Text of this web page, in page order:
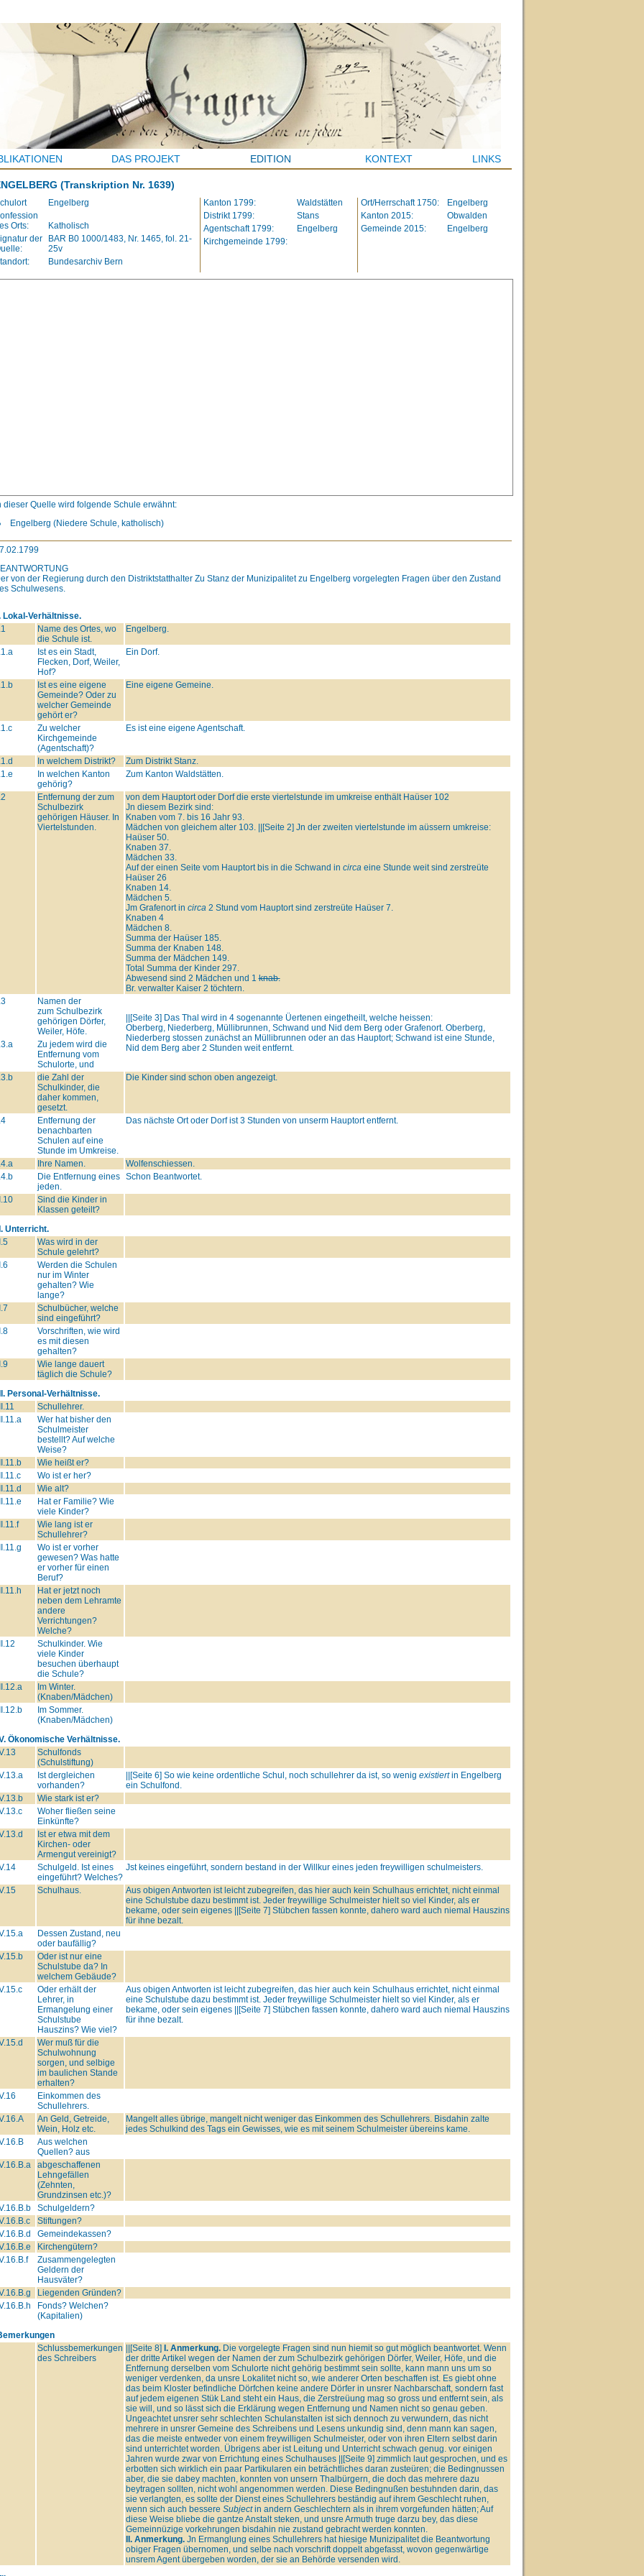
DAS PROJEKT EDITION KONTEXT LINKS
(Transkription Nr. 1639)
Engelberg
Orts:
Katholisch
der
BAR B0 1000/1483, Nr. 1465, fol. 21-
25v
Bundesarchiv Bern
Kanton 1799:
Waldstätten
Distrikt 1799:
Stans
Agentschaft 1799:
Engelberg
Kirchgemeinde 1799:
Ort/Herrschaft 1750:
Engelberg
Kanton 2015:
Obwalden
Gemeinde 2015:
Engelberg
dieser Quelle wird folgende Schule erwähnt:
Engelberg (Niedere Schule, katholisch)
von der Regierung durch den Distriktstatthalter Zu Stanz der Munizipalitet zu Engelberg vorgelegten Fragen über den Zustand
Schulwesens.
Lokal-Verhältnisse.
Name des Ortes, wo
die Schule ist.
Engelberg.
Ist es ein Stadt,
Flecken, Dorf, Weiler,
Hof?
Ein Dorf.
Ist es eine eigene
Gemeinde? Oder zu
welcher Gemeinde
gehört er?
Eine eigene Gemeine.
Zu welcher
Kirchgemeinde
(Agentschaft)?
Es ist eine eigene Agentschaft.
In welchem Distrikt?
Zum Distrikt Stanz.
In welchen Kanton
gehörig?
Zum Kanton Waldstätten.
Entfernung der zum
Schulbezirk
gehörigen Häuser. In
Viertelstunden.
von dem Hauptort oder Dorf die erste viertelstunde im umkreise enthält Haüser 102
Jn diesem Bezirk sind:
Knaben vom 7. bis 16 Jahr 93.
Mädchen von gleichem alter 103. ||[Seite 2] Jn der zweiten viertelstunde im aüssern umkreise:
Haüser 50.
Knaben 37.
Mädchen 33.
Auf der einen Seite vom Hauptort bis in die Schwand in circa eine Stunde weit sind zerstreüte
Haüser 26
Knaben 14.
Mädchen 5.
Jm Grafenort in circa 2 Stund vom Hauptort sind zerstreüte Haüser 7.
Knaben 4
Mädchen 8.
Summa der Haüser 185.
Summa der Knaben 148.
Summa der Mädchen 149.
Total Summa der Kinder 297.
Abwesend sind 2 Mädchen und 1knab.
Br. verwalter Kaiser 2 töchtern.
Namen der
zum Schulbezirk
gehörigen Dörfer,
Weiler, Höfe.
||[Seite 3] Das Thal wird in 4 sogenannte Üertenen eingetheilt, welche heissen:
Oberberg, Niederberg, Müllibrunnen, Schwand und Nid dem Berg oder Grafenort. Oberberg,
Niederberg stossen zunächst an Müllibrunnen oder an das Hauptort; Schwand ist eine Stunde,
Nid dem Berg aber 2 Stunden weit entfernt.
Zu jedem wird die
Entfernung vom
Schulorte, und
die Zahl der
Schulkinder, die
daher kommen,
gesetzt.
Die Kinder sind schon oben angezeigt.
Entfernung der
benachbarten
Schulen auf eine
Stunde im Umkreise.
Das nächste Ort oder Dorf ist 3 Stunden von unserm Hauptort entfernt.
Ihre Namen.
Wolfenschiessen.
Die Entfernung eines
jeden.
Schon Beantwortet.
Sind die Kinder in
Klassen geteilt?
Unterricht.
Was wird in der
Schule gelehrt?
Werden die Schulen
nur im Winter
gehalten? Wie
lange?
Schulbücher, welche
sind eingeführt?
Vorschriften, wie wird
es mit diesen
gehalten?
Wie lange dauert
täglich die Schule?
Personal-Verhältnisse.
Schullehrer.
Wer hat bisher den
Schulmeister
bestellt? Auf welche
Weise?
Wie heißt er?
Wo ist er her?
Wie alt?
Hat er Familie? Wie
viele Kinder?
Wie lang ist er
Schullehrer?
Wo ist er vorher
gewesen? Was hatte
er vorher für einen
Beruf?
Hat er jetzt noch
neben dem Lehramte
andere
Verrichtungen?
Welche?
Schulkinder. Wie
viele Kinder
besuchen überhaupt
die Schule?
Im Winter.
(Knaben/Mädchen)
Im Sommer.
(Knaben/Mädchen)
Ökonomische Verhältnisse.
Schulfonds
(Schulstiftung)
Ist dergleichen
vorhanden?
||[Seite 6] So wie keine ordentliche Schul, noch schullehrer da ist, so wenig existiertin Engelberg
ein Schulfond.
Wie stark ist er?
Woher fließen seine
Einkünfte?
Ist er etwa mit dem
Kirchen- oder
Armengut vereinigt?
Schulgeld. Ist eines
eingeführt? Welches?
Jst keines eingeführt, sondern bestand in der Willkur eines jeden freywilligen schulmeisters.
Schulhaus.
Aus obigen Antworten ist leicht zubegreifen, das hier auch kein Schulhaus errichtet, nicht einmal
eine Schulstube dazu bestimmt ist. Jeder freywillige Schulmeister hielt so viel Kinder, als er
bekame, oder sein eigenes ||[Seite 7] Stübchen fassen konnte, dahero ward auch niemal Hauszins
für ihne bezalt.
Dessen Zustand, neu
oder baufällig?
Oder ist nur eine
Schulstube da? In
welchem Gebäude?
Oder erhält der
Lehrer, in
Ermangelung einer
Schulstube
Hauszins? Wie viel?
Aus obigen Antworten ist leicht zubegreifen, das hier auch kein Schulhaus errichtet, nicht einmal
eine Schulstube dazu bestimmt ist. Jeder freywillige Schulmeister hielt so viel Kinder, als er
bekame, oder sein eigenes ||[Seite 7] Stübchen fassen konnte, dahero ward auch niemal Hauszins
für ihne bezalt.
Wer muß für die
Schulwohnung
sorgen, und selbige
im baulichen Stande
erhalten?
Einkommen des
Schullehrers.
An Geld, Getreide,
Wein, Holz etc.
Mangelt alles übrige, mangelt nicht weniger das Einkommen des Schullehrers. Bisdahin zalte
jedes Schulkind des Tags ein Gewisses, wie es mit seinem Schulmeister übereins kame.
Aus welchen
Quellen? aus
abgeschaffenen
Lehngefällen
(Zehnten,
Grundzinsen etc.)?
Schulgeldern?
Stiftungen?
Gemeindekassen?
Kirchengütern?
Zusammengelegten
Geldern der
Hausväter?
Liegenden Gründen?
Fonds? Welchen?
(Kapitalien)
Schlussbemerkungen
des Schreibers
||[Seite 8] I. Anmerkung.Die vorgelegte Fragen sind nun hiemit so gut möglich beantwortet. Wenn
der dritte Artikel wegen der Namen der zum Schulbezirk gehörigen Dörfer, Weiler, Höfe, und die
Entfernung derselben vom Schulorte nicht gehörig bestimmt sein sollte, kann mann uns um so
weniger verdenken, da unsre Lokalitet nicht so, wie anderer Orten beschaffen ist. Es giebt ohne
das beim Kloster befindliche Dörfchen keine andere Dörfer in unsrer Nachbarschaft, sondern fast
auf jedem eigenen Stük Land steht ein Haus, die Zerstreüung mag so gross und entfernt sein, als
sie will, und so lässt sich die Erklärung wegen Entfernung und Namen nicht so genau geben.
Ungeachtet unsrer sehr schlechten Schulanstalten ist sich dennoch zu verwundern, das nicht
mehrere in unsrer Gemeine des Schreibens und Lesens unkundig sind, denn mann kan sagen,
das die meiste entweder von einem freywilligen Schulmeister, oder von ihren Eltern selbst darin
sind unterrichtet worden. Übrigens aber ist Leitung und Unterricht schwach genug. vor einigen
Jahren wurde zwar von Errichtung eines Schulhauses ||[Seite 9] zimmlich laut gesprochen, und es
erbotten sich wirklich ein paar Partikularen ein beträchtliches daran zusteüren; die Bedingnussen
aber, die sie dabey machten, konnten von unsern Thalbürgern, die doch das mehrere dazu
beytragen sollten, nicht wohl angenommen werden. Diese Bedingnußen bestuhnden darin, das
sie verlangten, es sollte der Dienst eines Schullehrers beständig auf ihrem Geschlecht ruhen,
wenn sich auch bessere Subjectin andern Geschlechtern als in ihrem vorgefunden hätten; Auf
diese Weise bliebe die gantze Anstalt steken, und unsre Armuth truge darzu bey, das diese
Gemeinnüzige vorkehrungen bisdahin nie zustand gebracht werden konnten.
II. Anmerkung.Jn Ermanglung eines Schullehrers hat hiesige Munizipalitet die Beantwortung
obiger Fragen übernomen, und selbe nach vorschrift doppelt abgefasst, wovon gegenwärtige
unsrem Agent übergeben worden, der sie an Behörde versenden wird.